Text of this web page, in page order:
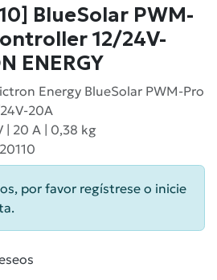
BlueSolar PWM-
12/24V-
ENERGY
Energy BlueSolar PWM-Pro
20A
| 20 A | 0,38 kg
por favor regístrese o inicie